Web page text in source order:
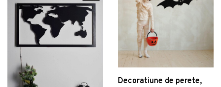
Decoratiune de perete,